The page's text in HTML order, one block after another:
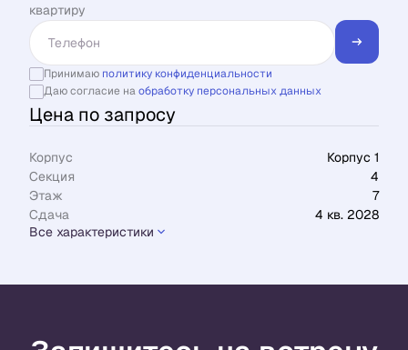
квартиру
Принимаю политику конфиденциальности
Даю согласие наобработку персональных данных
Цена по запросу
Корпус
Корпус 1
Секция
4
Этаж
7
Сдача
4 кв. 2028
Все характеристики